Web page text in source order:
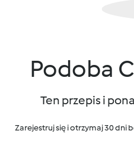
Podoba
Ten przepis i
Zarejestruj się i otrzymaj 30 dni